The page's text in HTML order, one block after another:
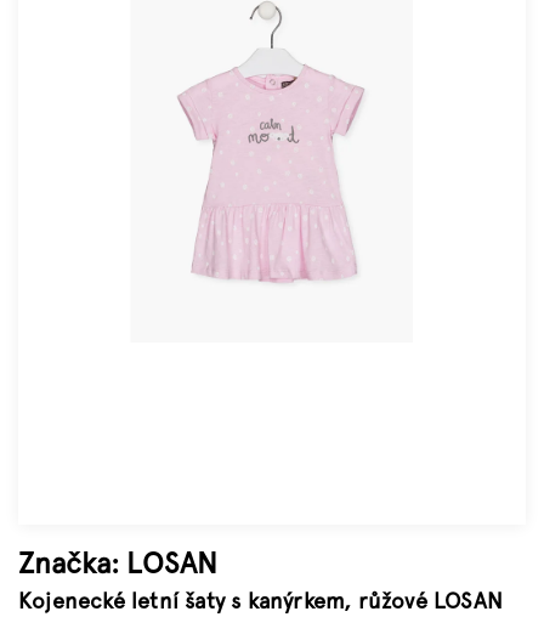
Značka: LOSAN
Kojenecké letní šaty s kanýrkem, růžové LOSAN